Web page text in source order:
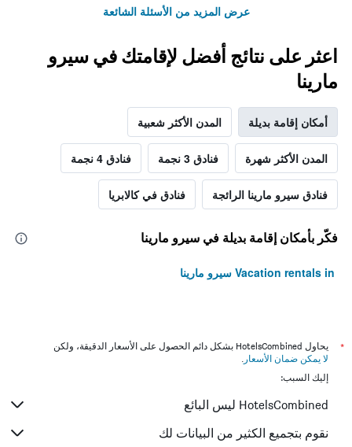
عرض المزيد من الأسئلة الشائعة
اعثر على نتائج أفضل لإقامتك في سيرو
مارينا
أمكان إقامة بديلة المدن الأكثر شعبية
المدن الأكثر شهرة فنادق 3 نجمة فنادق 4 نجمة
فنادق سيرو مارينا الرائجة فنادق في كالابريا
فكّر بأمكان إقامة بديلة في سيرو مارينا
Vacation rentals in سيرو مارينا
*
يحاول HotelsCombined بشكل دائم الحصول على الأسعار الدقيقة، ولكن
لا يمكن ضمان الأسعار .
إليك السبب:
HotelsCombined ليس البائع
نقوم بتجميع الكثير من البيانات لك